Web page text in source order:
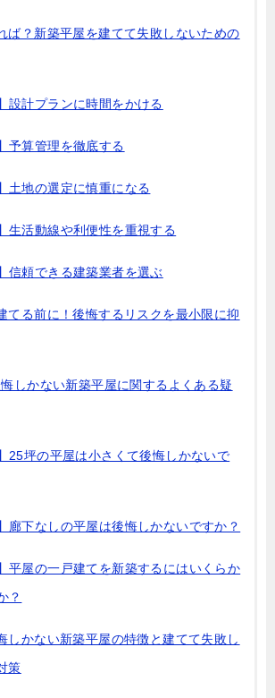
ば？新築平屋を建てて失敗しないための
設計プランに時間をかける
予算管理を徹底する
土地の選定に慎重になる
生活動線や利便性を重視する
信頼できる建築業者を選ぶ
てる前に！後悔するリスクを最小限に抑
悔しかない新築平屋に関するよくある疑
25坪の平屋は小さくて後悔しかないで
廊下なしの平屋は後悔しかないですか？
平屋の一戸建てを新築するにはいくらか
？
しかない新築平屋の特徴と建てて失敗し
策